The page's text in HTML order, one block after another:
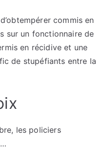
commis en
sur un fonctionnaire de
en récidive et une
de stupéfiants entre la
les policiers